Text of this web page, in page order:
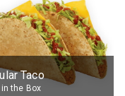
Taco
the Box